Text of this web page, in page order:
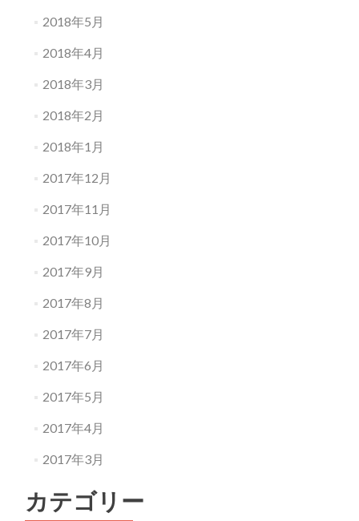
2018年5月
2018年4月
2018年3月
2018年2月
2018年1月
2017年12月
2017年11月
2017年10月
2017年9月
2017年8月
2017年7月
2017年6月
2017年5月
2017年4月
2017年3月
カテゴリー